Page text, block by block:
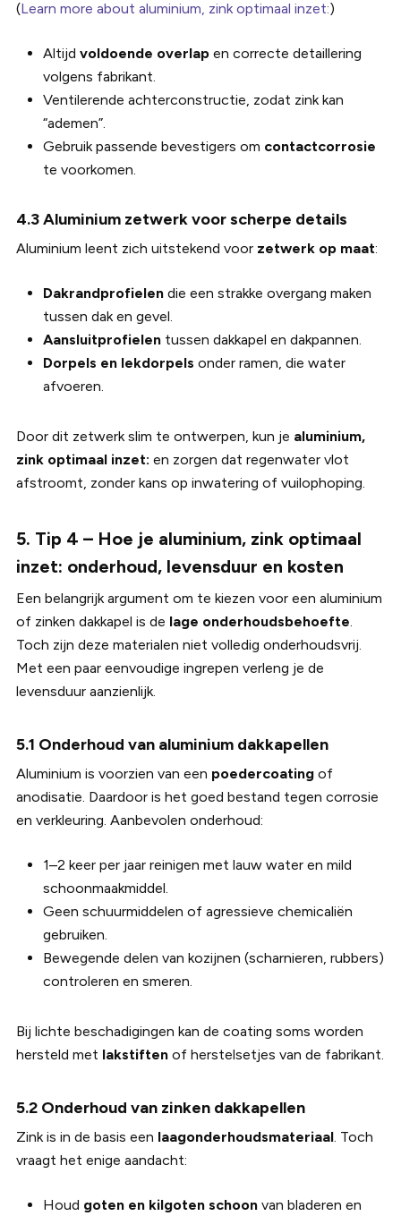
(Learn more about aluminium, zink optimaal inzet:)
Altijd voldoende overlapen correcte detaillering
volgens fabrikant.
Ventilerende achterconstructie, zodat zink kan
“ademen”.
Gebruik passende bevestigers om contactcorrosie
te voorkomen.
4.3 Aluminium zetwerk voor scherpe details
Aluminium leent zich uitstekend voor zetwerk op maat:
Dakrandprofielendie een strakke overgang maken
tussen dak en gevel.
Aansluitprofielentussen dakkapel en dakpannen.
Dorpels en lekdorpels onder ramen, die water
afvoeren.
Door dit zetwerk slim te ontwerpen, kun je aluminium,
zink optimaal inzet: en zorgen dat regenwater vlot
afstroomt, zonder kans op inwatering of vuilophoping.
5. Tip 4 – Hoe je aluminium, zink optimaal
inzet: onderhoud, levensduur en kosten
Een belangrijk argument om te kiezen voor een aluminium
of zinken dakkapel is de lage onderhoudsbehoefte.
Toch zijn deze materialen niet volledig onderhoudsvrij.
Met een paar eenvoudige ingrepen verleng je de
levensduur aanzienlijk.
5.1 Onderhoud van aluminium dakkapellen
Aluminium is voorzien van een poedercoatingof
anodisatie. Daardoor is het goed bestand tegen corrosie
en verkleuring. Aanbevolen onderhoud:
1–2 keer per jaar reinigen met lauw water en mild
schoonmaakmiddel.
Geen schuurmiddelen of agressieve chemicaliën
gebruiken.
Bewegende delen van kozijnen (scharnieren, rubbers)
controleren en smeren.
Bij lichte beschadigingen kan de coating soms worden
hersteld met lakstiftenof herstelsetjes van de fabrikant.
5.2 Onderhoud van zinken dakkapellen
Zink is in de basis een laagonderhoudsmateriaal. Toch
vraagt het enige aandacht:
Houd goten en kilgoten schoonvan bladeren en